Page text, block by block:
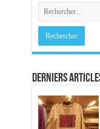
Derniers